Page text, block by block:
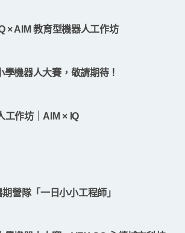
× AIM 教育型機器人工作坊
機器人大賽，敬請期待！
工作坊｜AIM × IQ
期營隊「一日小小工程師」